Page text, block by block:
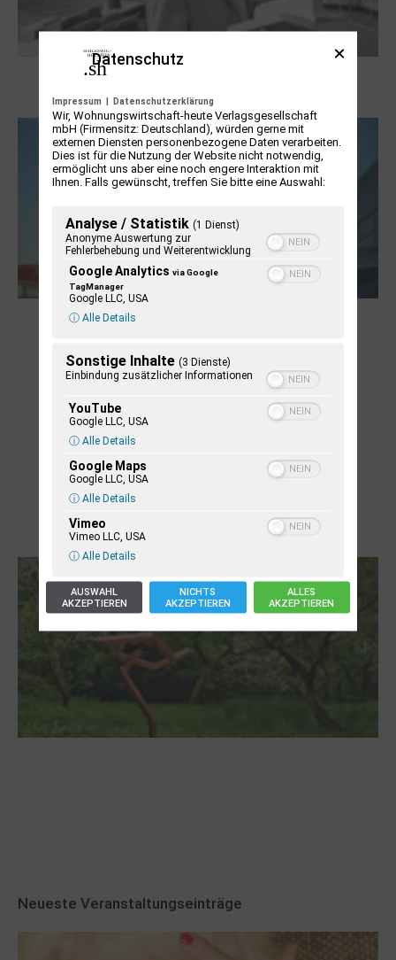
Boy Lornsen zum 30. Todestag. Von
Steinen, Büchern und Himbeersaft
NUKLEUS Kiel
Letj fröögels
Neueste Veranstaltungseinträge
Datenschutz
Impressum | Datenschutzerklärung
Wir, Wohnungswirtschaft-heute Verlagsgesellschaft
mbH (Firmensitz: Deutschland), würden gerne mit
externen Diensten personenbezogene Daten verarbeiten.
Dies ist für die Nutzung der Website nicht notwendig,
ermöglicht uns aber eine noch engere Interaktion mit
Ihnen. Falls gewünscht, treffen Sie bitte eine Auswahl:
Analyse / Statistik (1 Dienst)
Anonyme Auswertung zur
Fehlerbehebung und Weiterentwicklung
Google Analytics via Google
TagManager
Google LLC, USA
ⓘ Alle Details
Sonstige Inhalte (3 Dienste)
Einbindung zusätzlicher Informationen
YouTube
Google LLC, USA
ⓘ Alle Details
Google Maps
Google LLC, USA
ⓘ Alle Details
Vimeo
Vimeo LLC, USA
ⓘ Alle Details
AUSWAHL
AKZEPTIEREN
NICHTS
AKZEPTIEREN
ALLES
AKZEPTIEREN